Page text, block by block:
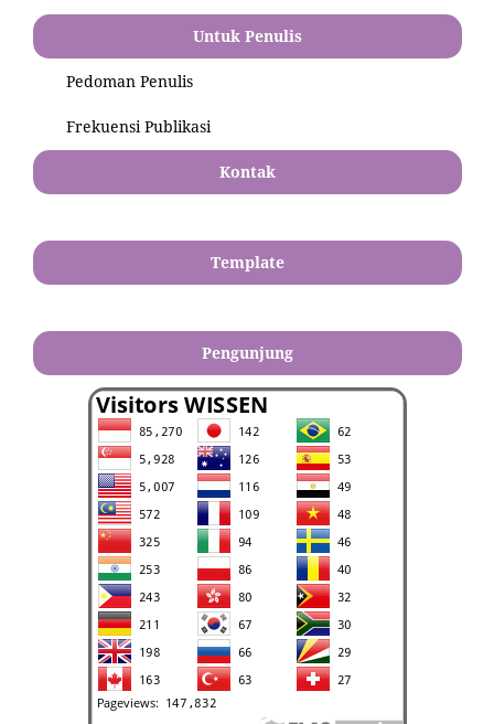
Untuk Penulis
Pedoman Penulis
Frekuensi Publikasi
Kontak
Template
Pengunjung